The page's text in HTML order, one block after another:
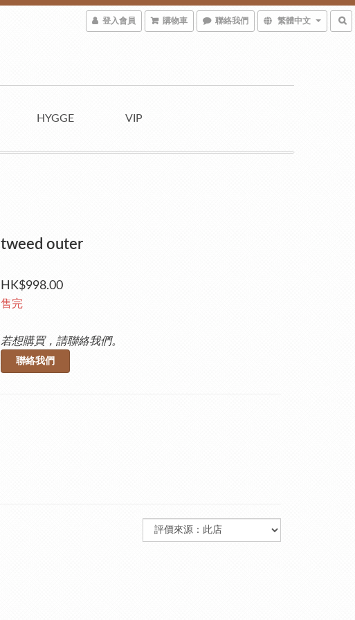
登入會員 購物車 聯絡我們 繁體中文
HYGGE VIP
tweed outer
HK$998.00
售完
若想購買，請聯絡我們。
聯絡我們